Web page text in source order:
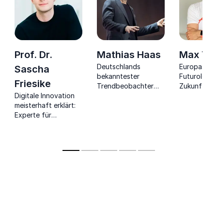
Prof. Dr.
Sascha
Friesike
Digitale Innovation
meisterhaft erklärt:
Experte für
Technologie mit
Mathias Haas
Deutschlands
bekanntester
Trendbeobachter
Max
Europas
Futurologe